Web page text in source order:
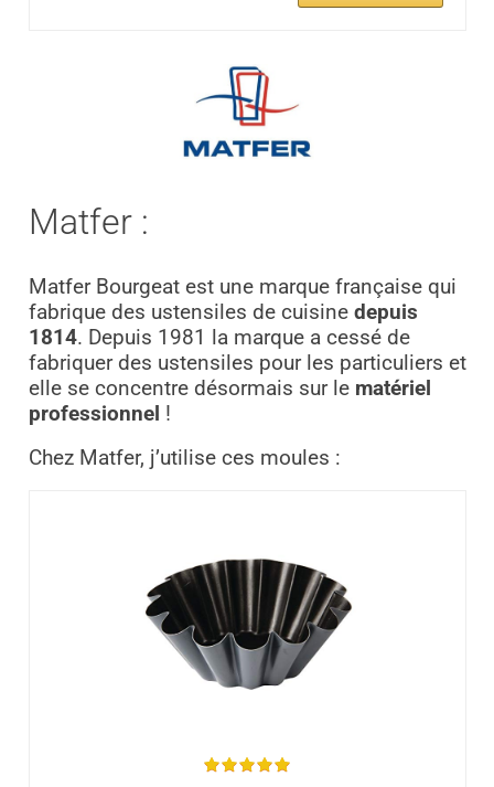
Matfer :
Matfer Bourgeat est une marque française qui
fabrique des ustensiles de cuisine depuis
1814. Depuis 1981 la marque a cessé de
fabriquer des ustensiles pour les particuliers et
elle se concentre désormais sur le matériel
professionnel !
Chez Matfer, j’utilise ces moules :